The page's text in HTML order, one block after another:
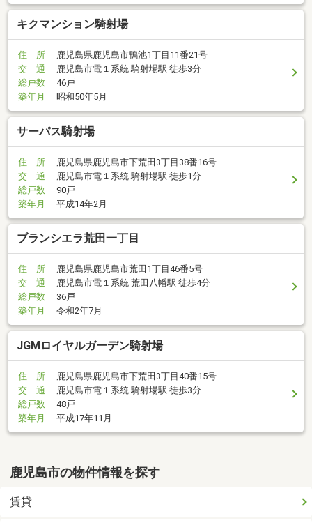
キクマンション騎射場
住 所
鹿児島県鹿児島市鴨池1丁目11番21号
交 通
鹿児島市電１系統 騎射場駅 徒歩3分
総戸数
46戸
築年月
昭和50年5月
サーパス騎射場
住 所
鹿児島県鹿児島市下荒田3丁目38番16号
交 通
鹿児島市電１系統 騎射場駅 徒歩1分
総戸数
90戸
築年月
平成14年2月
ブランシエラ荒田一丁目
住 所
鹿児島県鹿児島市荒田1丁目46番5号
交 通
鹿児島市電１系統 荒田八幡駅 徒歩4分
総戸数
36戸
築年月
令和2年7月
JGMロイヤルガーデン騎射場
住 所
鹿児島県鹿児島市下荒田3丁目40番15号
交 通
鹿児島市電１系統 騎射場駅 徒歩3分
総戸数
48戸
築年月
平成17年11月
鹿児島市の物件情報を探す
賃貸